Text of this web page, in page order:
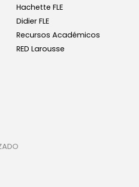
Hachette FLE
Didier FLE
Recursos Académicos
RED Larousse